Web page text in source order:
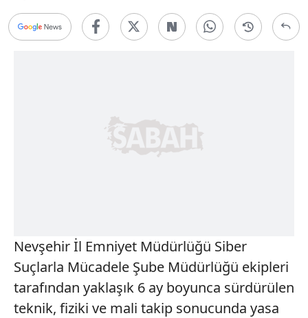
Nevşehir İl Emniyet Müdürlüğü Siber
Suçlarla Mücadele Şube Müdürlüğü ekipleri
tarafından yaklaşık 6 ay boyunca sürdürülen
teknik, fiziki ve mali takip sonucunda yasa